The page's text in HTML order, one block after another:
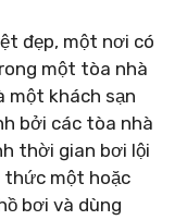
đẹp, một nơi có
một tòa nhà
một khách sạn
bởi các tòa nhà
thời gian bơi lội
thức một hoặc
bơi và dùng